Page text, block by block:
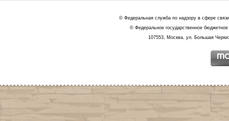
© Федеральная служба по надзору в сфере
© Федеральное государственное
107553, Москва, ул. Большая